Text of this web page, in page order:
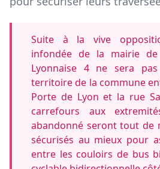
Suite à la vive
infondée de la mairie
Lyonnaise 4 ne sera
territoire de la commune
Porte de Lyon et la rue
carrefours aux
abandonné seront tout de
sécurisés au mieux pour
entre les couloirs de bus